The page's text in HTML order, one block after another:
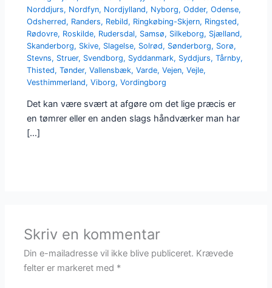
Norddjurs, Nordfyn, Nordjylland, Nyborg,Odder,Odense,
Odsherred, Randers, Rebild, Ringkøbing-Skjern, Ringsted,
Rødovre, Roskilde, Rudersdal, Samsø, Silkeborg, Sjælland,
Skanderborg, Skive, Slagelse, Solrød, Sønderborg, Sorø,
Stevns, Struer, Svendborg, Syddanmark, Syddjurs,Tårnby,
Thisted,Tønder,Vallensbæk,Varde,Vejen,Vejle,
Vesthimmerland,Viborg,Vordingborg
Det kan være svært at afgøre om det lige præcis er
en tømrer eller en anden slags håndværker man har
[…]
Skriv en kommentar
Din e-mailadresse vil ikke blive publiceret. Krævede
felter er markeret med *